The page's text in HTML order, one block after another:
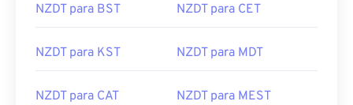
NZDT para BST NZDT para CET
NZDT para KST NZDT para MDT
NZDT para CAT NZDT para MEST